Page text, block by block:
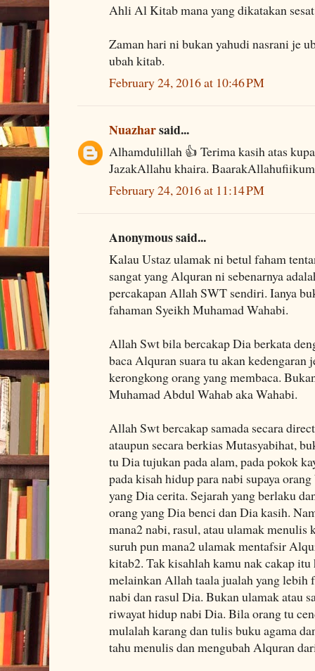
Ahli Al Kitab mana yang dikatakan
Zaman hari ni bukan yahudi nasrani je
ubah kitab.
February 24, 2016 at 10:46 PM
Nuazharsaid...
Alhamdulillah 👍 Terima kasih atas
JazakAllahu khaira. BaarakAllahufiikum
February 24, 2016 at 11:14 PM
Anonymous said...
Kalau Ustaz ulamak ni betul faham
sangat yang Alquran ni sebenarnya
percakapan Allah SWT sendiri. Ianya
fahaman Syeikh Muhamad Wahabi.
Allah Swt bila bercakap Dia berkata
baca Alquran suara tu akan kedengaran
kerongkong orang yang membaca.
Muhamad Abdul Wahab aka Wahabi.
Allah Swt bercakap samada secara
ataupun secara berkias Mutasyabihat,
tu Dia tujukan pada alam, pada pokok
pada kisah hidup para nabi supaya
yang Dia cerita. Sejarah yang berlaku
orang yang Dia benci dan Dia kasih.
mana2 nabi, rasul, atau ulamak
suruh pun mana2 ulamak mentafsir
kitab2. Tak kisahlah kamu nak cakap
melainkan Allah taala jualah yang lebih
nabi dan rasul Dia. Bukan ulamak atau
riwayat hidup nabi Dia. Bila orang tu
mulalah karang dan tulis buku agama
tahu menulis dan mengubah Alquran